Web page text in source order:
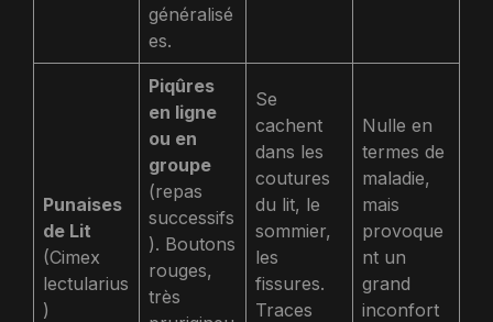
généralisé
es.
Punaises
de Lit
(Cimex
lectularius
)
Piqûres
en ligne
ou en
groupe
(repas
successifs
). Boutons
rouges,
très
Se
cachent
dans les
coutures
du lit, le
sommier,
les
fissures.
Traces
Nulle en
termes de
maladie,
mais
provoque
nt un
grand
inconfort